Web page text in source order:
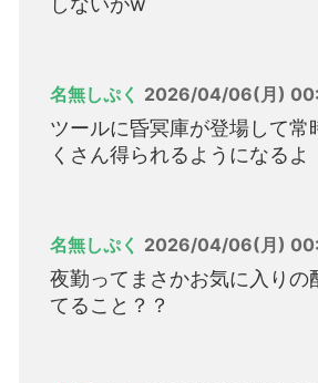
名無しぷく 2026/04/06(月)
ツールに昏冥庫が登場して常
くさん得られるようになるよ
名無しぷく 2026/04/06(月)
夜勤ってまさかお気に入りの
てること？？